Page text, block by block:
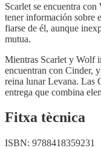
Scarlet se encuentra
tener información sobre
fiarse de él, aunque
mutua.
Mientras Scarlet y Wolf
encuentran con Cinder,
reina lunar Levana. Las
entrega que combina
Fitxa tècnica
ISBN: 9788418359231